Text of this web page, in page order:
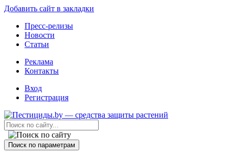
Добавить сайт в закладки
Пресс-релизы
Новости
Статьи
Реклама
Контакты
Вход
Регистрация
Поиск по параметрам